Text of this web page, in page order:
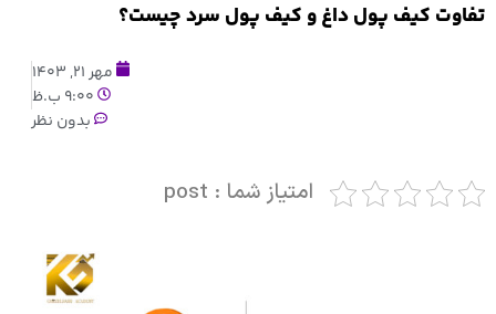
تفاوت کیف پول داغ و کیف پول سرد چیست؟
مهر 21, 1403
9:00 ب.ظ
بدون نظر
امتیاز شما : post